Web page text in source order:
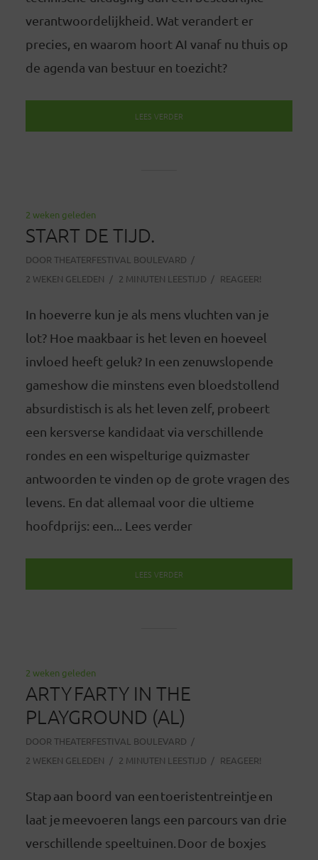
verantwoordelijkheid. Wat verandert er
precies, en waarom hoort AI vanaf nu thuis op
de agenda van bestuur en toezicht?
LEES VERDER
2 weken geleden
START DE TIJD.
DOOR THEATERFESTIVAL BOULEVARD
2 WEKEN GELEDEN
2 MINUTEN LEESTIJD REAGEER!
In hoeverre kun je als mens vluchten van je
lot? Hoe maakbaar is het leven en hoeveel
invloed heeft geluk? In een zenuwslopende
gameshow die minstens even bloedstollend
absurdistisch is als het leven zelf, probeert
een kersverse kandidaat via verschillende
rondes en een wispelturige quizmaster
antwoorden te vinden op de grote vragen des
levens. En dat allemaal voor die ultieme
hoofdprijs: een... Lees verder
LEES VERDER
2 weken geleden
ARTY FARTY IN THE
PLAYGROUND (AL)
DOOR THEATERFESTIVAL BOULEVARD
2 WEKEN GELEDEN
2 MINUTEN LEESTIJD REAGEER!
Stap aan boord van een toeristentreintje en
laat je meevoeren langs een parcours van drie
verschillende speeltuinen. Door de boxjes